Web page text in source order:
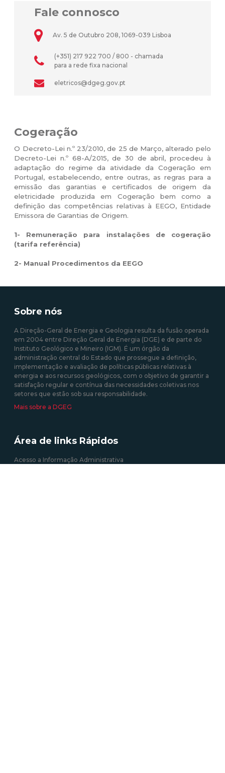
Fale connosco
Av. 5 de Outubro 208, 1069-039 Lisboa
(+351) 217 922 700 / 800 - chamada
para a rede fixa nacional
eletricos@dgeg.gov.pt
Cogeração
O Decreto-Lei n.º 23/2010, de 25 de Março, alterado pelo
Decreto-Lei n.º 68-A/2015, de 30 de abril, procedeu à
adaptação do regime da atividade da Cogeração em
Portugal, estabelecendo, entre outras, as regras para a
emissão das garantias e certificados de origem da
eletricidade produzida em Cogeração bem como a
definição das competências relativas à EEGO, Entidade
Emissora de Garantias de Origem.
1- Remuneração para instalações de cogeração
(tarifa referência)
2- Manual Procedimentos da EEGO
Sobre nós
A Direção-Geral de Energia e Geologia resulta da fusão operada
em 2004 entre Direção Geral de Energia (DGE) e de parte do
Instituto Geológico e Mineiro (IGM). É um órgão da
administração central do Estado que prossegue a definição,
implementação e avaliação de políticas públicas relativas à
energia e aos recursos geológicos, com o objetivo de garantir a
satisfação regular e contínua das necessidades coletivas nos
setores que estão sob sua responsabilidade.
Mais sobre a DGEG
Área de links Rápidos
Acesso a Informação Administrativa